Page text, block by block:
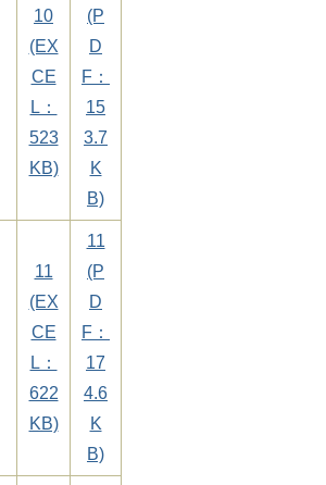
10
(EX
CE
L：
523
KB)
(P
D
F：
15
3.7
K
B)
11
(EX
CE
L：
622
KB)
11
(P
D
F：
17
4.6
K
B)